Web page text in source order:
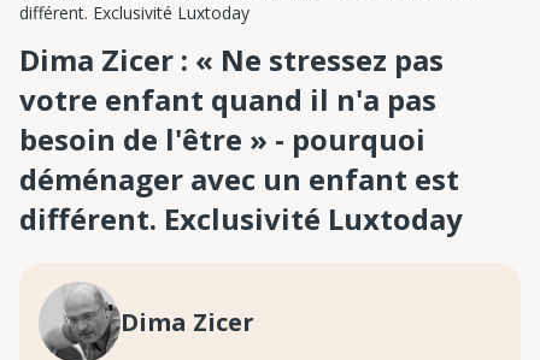
différent. Exclusivité Luxtoday
Dima Zicer : « Ne stressez pas
votre enfant quand il n'a pas
besoin de l'être » - pourquoi
déménager avec un enfant est
différent. Exclusivité Luxtoday
Dima Zicer